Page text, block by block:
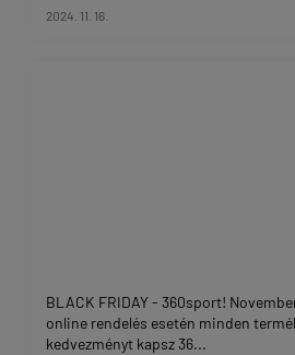
2024. 11. 16.
BLACK FRIDAY - 360sport!
online rendelés esetén minden
kedvezményt kapsz 36...